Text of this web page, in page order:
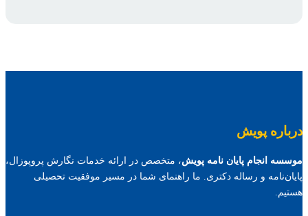
درباره پویش
موسسه انجام پایان نامه پویش، متخصص در ارائه خدمات نگارش پروپوزال،
پایان‌نامه و رساله دکتری. ما راهنمای شما در مسیر موفقیت تحصیلی
هستیم.